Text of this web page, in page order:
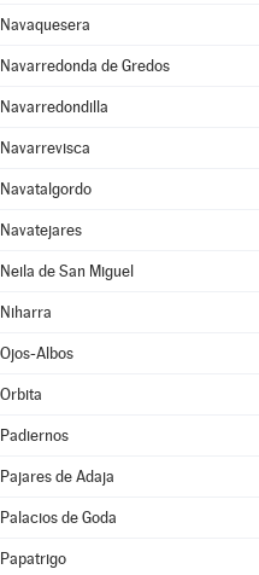
Navaquesera
Navarredonda de Gredos
Navarredondilla
Navarrevisca
Navatalgordo
Navatejares
Neila de San Miguel
Niharra
Ojos-Albos
Orbita
Padiernos
Pajares de Adaja
Palacios de Goda
Papatrigo